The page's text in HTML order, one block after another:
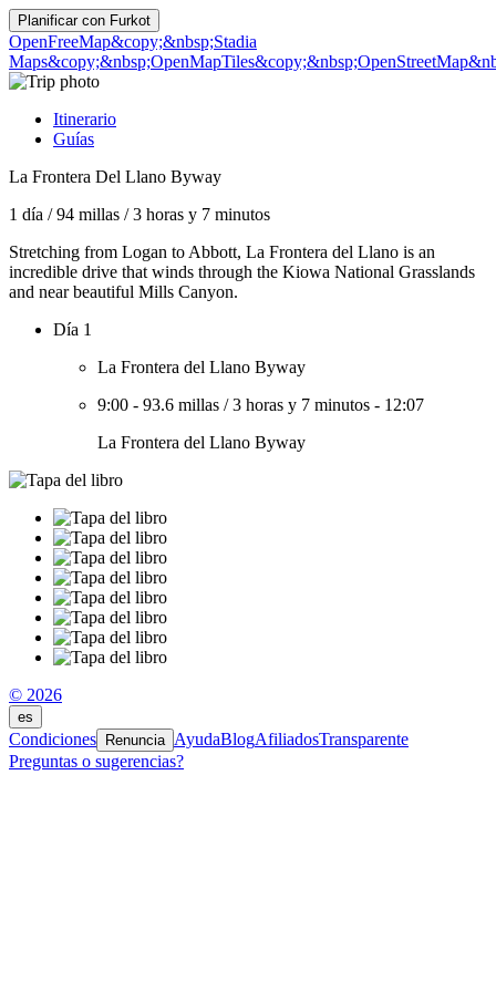
Planificar con Furkot
OpenFreeMap&copy;&nbsp;Stadia
Maps&copy;&nbsp;OpenMapTiles
Itinerario
Guías
La Frontera Del Llano Byway
1 día /94 millas /3 horas y 7 minutos
Stretching from Logan to Abbott, La Frontera del Llano is an
incredible drive that winds through the Kiowa National Grasslands
and near beautiful Mills Canyon.
Día 1
La Frontera del Llano Byway
9:00 - 93.6 millas /3 horas y 7 minutos - 12:07
La Frontera del Llano Byway
© 2026
es
Condiciones Renuncia AyudaBlogAfiliadosTransparente
Preguntas o sugerencias?